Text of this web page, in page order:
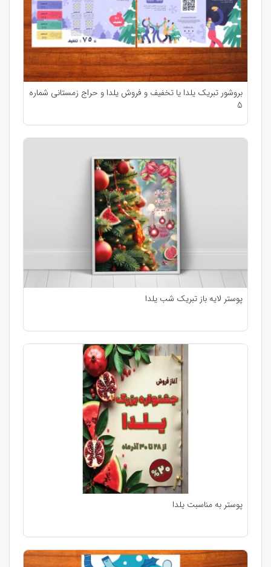
بروشور تبریک یلدا یا تخفیف و فروش یلدا و حراج زمستانی شماره
5
پوستر لایه باز تبریک شب یلدا
پوستر به مناسبت یلدا